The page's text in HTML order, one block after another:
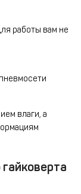
работы вам не
влаги, а